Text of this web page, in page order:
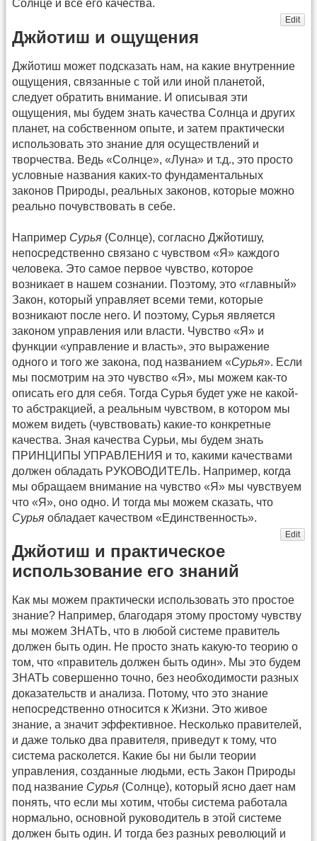
Солнце и все его качества.
Edit
Джйотиш и ощущения
Джйотиш может подсказать нам, на какие внутренние
ощущения, связанные с той или иной планетой,
следует обратить внимание. И описывая эти
ощущения, мы будем знать качества Солнца и других
планет, на собственном опыте, и затем практически
использовать это знание для осуществлений и
творчества. Ведь «Солнце», «Луна» и т.д., это просто
условные названия каких-то фундаментальных
законов Природы, реальных законов, которые можно
реально почувствовать в себе.
Например Сурья (Солнце), согласно Джйотишу,
непосредственно связано с чувством «Я» каждого
человека. Это самое первое чувство, которое
возникает в нашем сознании. Поэтому, это «главный»
Закон, который управляет всеми теми, которые
возникают после него. И поэтому, Сурья является
законом управления или власти. Чувство «Я» и
функции «управление и власть», это выражение
одного и того же закона, под названием «Сурья». Если
мы посмотрим на это чувство «Я», мы можем как-то
описать его для себя. Тогда Сурья будет уже не какой-
то абстракцией, а реальным чувством, в котором мы
можем видеть (чувствовать) какие-то конкретные
качества. Зная качества Сурьи, мы будем знать
ПРИНЦИПЫ УПРАВЛЕНИЯ и то, какими качествами
должен обладать РУКОВОДИТЕЛЬ. Например, когда
мы обращаем внимание на чувство «Я» мы чувствуем
что «Я», оно одно. И тогда мы можем сказать, что
Сурья обладает качеством «Единственность».
Edit
Джйотиш и практическое
использование его знаний
Как мы можем практически использовать это простое
знание? Например, благодаря этому простому чувству
мы можем ЗНАТЬ, что в любой системе правитель
должен быть один. Не просто знать какую-то теорию о
том, что «правитель должен быть один». Мы это будем
ЗНАТЬ совершенно точно, без необходимости разных
доказательств и анализа. Потому, что это знание
непосредственно относится к Жизни. Это живое
знание, а значит эффективное. Несколько правителей,
и даже только два правителя, приведут к тому, что
система расколется. Какие бы ни были теории
управления, созданные людьми, есть Закон Природы
под название Сурья (Солнце), который ясно дает нам
понять, что если мы хотим, чтобы система работала
нормально, основной руководитель в этой системе
должен быть один. И тогда без разных революций и